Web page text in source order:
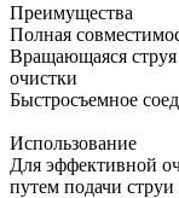
Преимущества
Полная
Вращающаяся
очистки
Быстросъемное
Использование
Для эффективной
путем подачи